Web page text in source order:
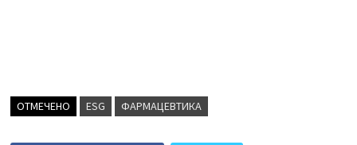
ОТМЕЧЕНО ESG ФАРМАЦЕВТИКА